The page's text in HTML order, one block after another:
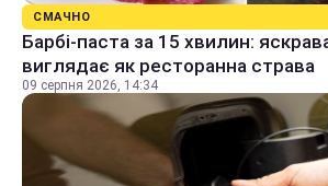
СМАЧНО
Барбі-паста за 15 хвилин:
виглядає як ресторанна страва
09 серпня 2026, 14:34